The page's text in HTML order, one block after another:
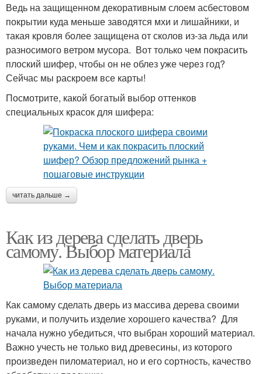
Ведь на защищенном декоративным слоем асбестовом
покрытии куда меньше заводятся мхи и лишайники, и
такая кровля более защищена от сколов из-за льда или
разносимого ветром мусора. Вот только чем покрасить
плоский шифер, чтобы он не облез уже через год?
Сейчас мы раскроем все карты!
Посмотрите, какой богатый выбор оттенков
специальных красок для шифера:
читать дальше →
Как из дерева сделать дверь
самому. Выбор материала
Как самому сделать дверь из массива дерева своими
руками, и получить изделие хорошего качества? Для
начала нужно убедиться, что выбран хороший материал.
Важно учесть не только вид древесины, из которого
произведен пиломатериал, но и его сортность, качество